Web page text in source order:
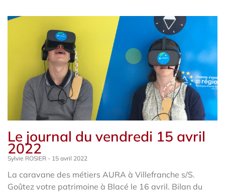
Le journal du vendredi 15 avril
2022
Sylvie ROSIER 15 avril 2022
La caravane des métiers AURA à Villefranche s/S.
Goûtez votre patrimoine à Blacé le 16 avril. Bilan du